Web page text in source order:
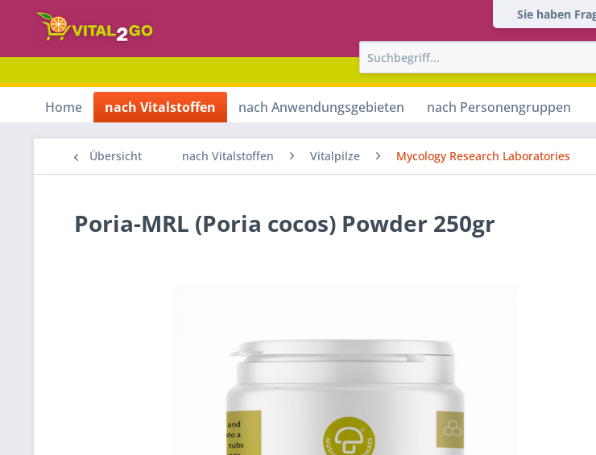
Sie haben
Home nach Vitalstoffen nach Anwendungsgebieten nach Personengruppen
Übersicht nach Vitalstoffen Vitalpilze Mycology Research Laboratories
Poria-MRL (Poria cocos) Powder 250gr